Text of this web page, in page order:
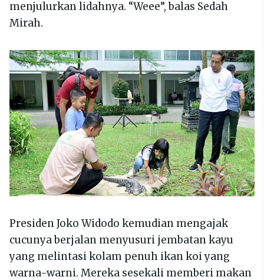
menjulurkan lidahnya. “Weee”, balas Sedah
Mirah.
Presiden Joko Widodo kemudian mengajak
cucunya berjalan menyusuri jembatan kayu
yang melintasi kolam penuh ikan koi yang
warna-warni. Mereka sesekali memberi makan